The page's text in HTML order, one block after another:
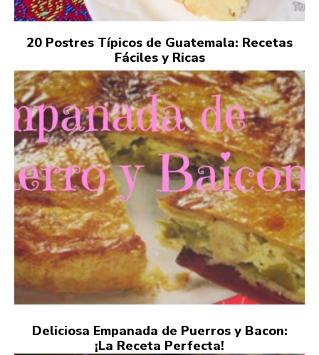
20 Postres Típicos de Guatemala: Recetas
Fáciles y Ricas
Deliciosa Empanada de Puerros y Bacon:
¡La Receta Perfecta!